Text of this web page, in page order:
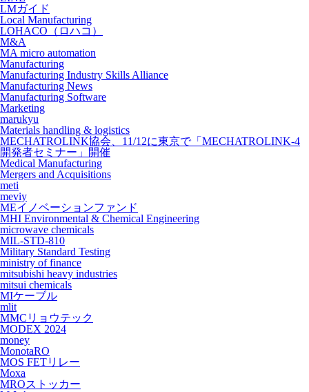
LMガイド
Local Manufacturing
LOHACO（ロハコ）
M&A
MA micro automation
Manufacturing
Manufacturing Industry Skills Alliance
Manufacturing News
Manufacturing Software
Marketing
marukyu
Materials handling & logistics
MECHATROLINK協会、11/12に東京で「MECHATROLINK-4
開発者セミナー」開催
Medical Manufacturing
Mergers and Acquisitions
meti
meviy
MEイノベーションファンド
MHI Environmental & Chemical Engineering
microwave chemicals
MIL-STD-810
Military Standard Testing
ministry of finance
mitsubishi heavy industries
mitsui chemicals
MIケーブル
mlit
MMCリョウテック
MODEX 2024
money
MonotaRO
MOS FETリレー
Moxa
MROストッカー